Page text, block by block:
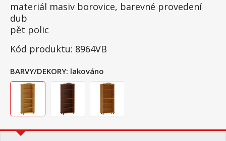
materiál masiv borovice, barevné provedení
dub
pět polic
Kód produktu: 8964VB
BARVY/DEKORY: lakováno